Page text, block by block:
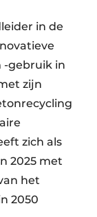
in de
-gebruik in
zijn
zich als
2025 met
het
2050